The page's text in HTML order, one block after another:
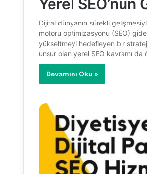
Yerel
Dijital dünyanın sürekli
motoru optimizasyonu (SEO)
yükseltmeyi hedefleyen bir
unsur olan yerel SEO kavramı da
Devamını Oku »